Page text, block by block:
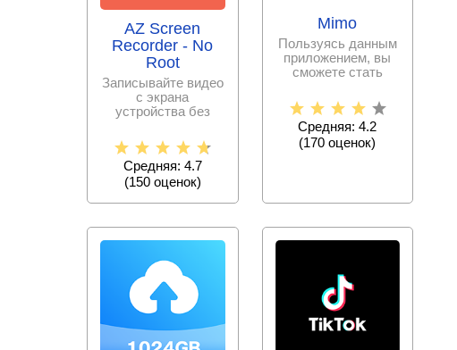
AZ Screen
Recorder - No
Root
Записывайте видео
с экрана
устройства без
хорошем качестве.
Снимайте
Средняя: 4.7
(150оценок)
Mimo
Пользуясь данным
приложением, вы
сможете стать
сравнительно
Средняя: 4.2
(170 оценок)